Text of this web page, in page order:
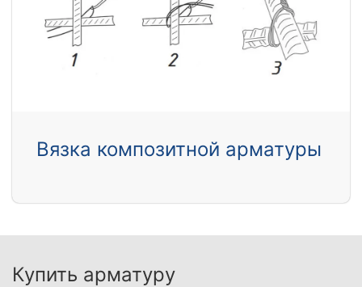
Вязка композитной арматуры
Купить арматуру